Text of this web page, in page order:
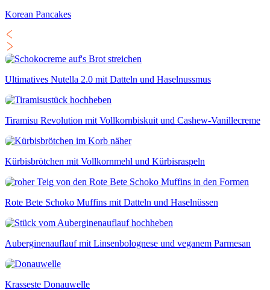
Korean Pancakes
Ultimatives Nutella 2.0 mit Datteln und Haselnussmus
Tiramisu Revolution mit Vollkornbiskuit und Cashew-Vanillecreme
Kürbisbrötchen mit Vollkornmehl und Kürbisraspeln
Rote Bete Schoko Muffins mit Datteln und Haselnüssen
Auberginenauflauf mit Linsenbolognese und veganem Parmesan
Krasseste Donauwelle